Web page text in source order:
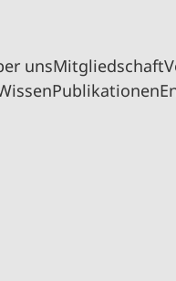
unsMitgliedschaft
Publikationen